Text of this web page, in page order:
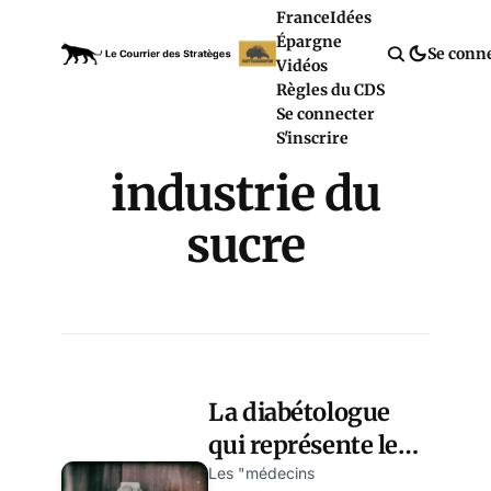
FranceIdées
Épargne
Vidéos
Règles du CDS
Se connecter
S'inscrire
Se
industrie du
sucre
La diabétologue
qui représente les
médecins
Les "médecins